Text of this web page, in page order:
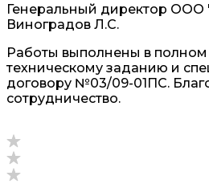
Генеральный директор ООО
Виноградов Л.С.
Работы выполнены в полном
техническому заданию и
договору №03/09-01ПС.
сотрудничество.